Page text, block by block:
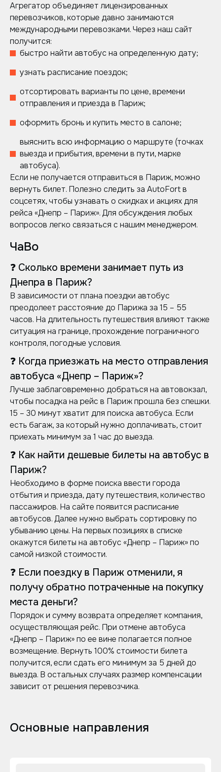
Агрегатор объединяет лицензированных
перевозчиков, которые давно занимаются
международными перевозками. Через наш сайт
получится:
быстро найти автобус на определенную дату;
узнать расписание поездок;
отсортировать варианты по цене, времени
отправления и приезда в Париж;
оформить бронь и купить место в салоне;
выяснить всю информацию о маршруте (точках
выезда и прибытия, времени в пути, марке
автобуса).
Если не получается отправиться в Париж, можно
вернуть билет. Полезно следить за AutoFort в
соцсетях, чтобы узнавать о скидках и акциях для
рейса «Днепр – Париж». Для обсуждения любых
вопросов легко связаться с нашим менеджером.
ЧаВо
❓ Сколько времени занимает путь из
Днепра в Париж?
В зависимости от плана поездки автобус
преодолеет расстояние до Парижа за 15 – 55
часов. На длительность путешествия влияют также
ситуация на границе, прохождение пограничного
контроля, погодные условия.
❓ Когда приезжать на место отправления
автобуса «Днепр – Париж»?
Лучше заблаговременно добраться на автовокзал,
чтобы посадка на рейс в Париж прошла без спешки.
15 – 30 минут хватит для поиска автобуса. Если
есть багаж, за который нужно доплачивать, стоит
приехать минимум за 1 час до выезда.
❓ Как найти дешевые билеты на автобус в
Париж?
Необходимо в форме поиска ввести города
отбытия и приезда, дату путешествия, количество
пассажиров. На сайте появится расписание
автобусов. Далее нужно выбрать сортировку по
убыванию цены. На первых позициях в списке
окажутся билеты на автобус «Днепр – Париж» по
самой низкой стоимости.
❓ Если поездку в Париж отменили, я
получу обратно потраченные на покупку
места деньги?
Порядок и сумму возврата определяет компания,
осуществляющая рейс. При отмене автобуса
«Днепр – Париж» по ее вине полагается полное
возмещение. Вернуть 100% стоимости билета
получится, если сдать его минимум за 5 дней до
выезда. В остальных случаях размер компенсации
зависит от решения перевозчика.
Основные направления